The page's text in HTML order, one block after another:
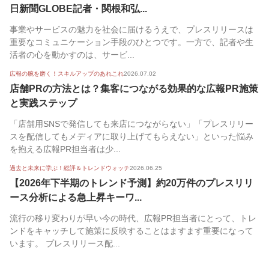
日新聞GLOBE記者・関根和弘...
事業やサービスの魅力を社会に届けるうえで、プレスリリースは
重要なコミュニケーション手段のひとつです。一方で、記者や生
活者の心を動かすのは、サービ...
広報の腕を磨く！スキルアップのあれこれ2026.07.02
店舗PRの方法とは？集客につながる効果的な広報PR施策
と実践ステップ
「店舗用SNSで発信しても来店につながらない」「プレスリリー
スを配信してもメディアに取り上げてもらえない」といった悩み
を抱える広報PR担当者は少...
過去と未来に学ぶ！総評＆トレンドウォッチ2026.06.25
【2026年下半期のトレンド予測】約20万件のプレスリリ
ース分析による急上昇キーワ...
流行の移り変わりが早い今の時代、広報PR担当者にとって、トレ
ンドをキャッチして施策に反映することはますます重要になって
います。 プレスリリース配...